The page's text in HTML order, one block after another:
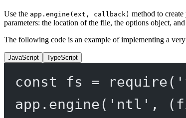
Use the app.engine(ext, callback) method to
parameters: the location of the file, the options object,
The following code is an example of implementing a
JavaScript TypeScript
const fs = require(
app. engine( 'ntl' , (